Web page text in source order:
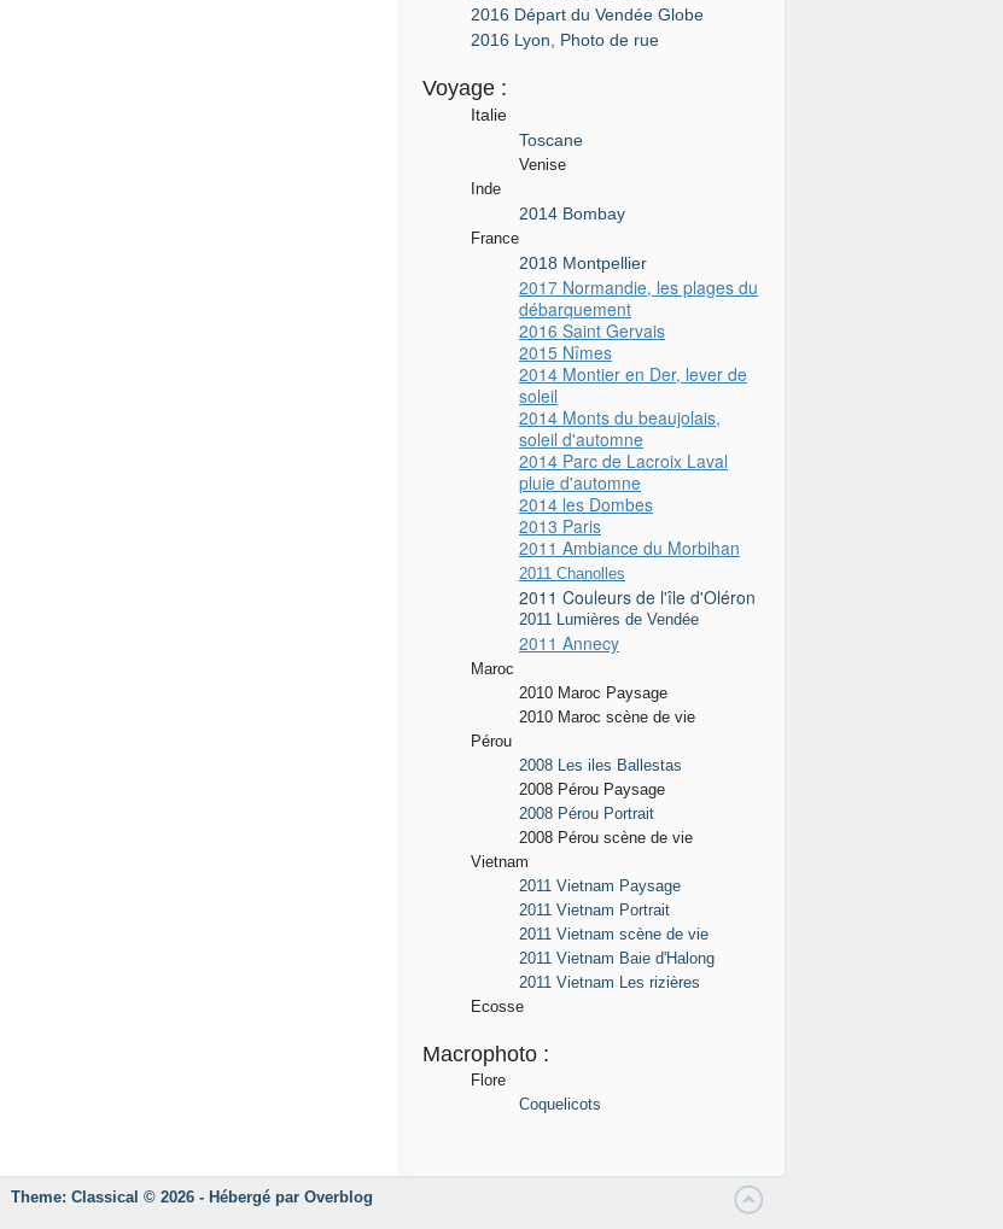
2016 Départ du Vendée Globe
2016 Lyon, Photo de rue
Voyage :
Italie
Toscane
Venise
Inde
2014 Bombay
France
2018 Montpellier
2017 Normandie, les plages du
débarquement
2016 Saint Gervais
2015 Nîmes
2014 Montier en Der, lever de
soleil
2014 Monts du beaujolais,
soleil d'automne
2014 Parc de Lacroix Laval
pluie d'automne
2014 les Dombes
2013 Paris
2011 Ambiance du Morbihan
2011 Chanolles
2011 Couleurs de l'île d'Oléron
2011 Lumières de Vendée
2011 Annecy
Maroc
2010 Maroc Paysage
2010 Maroc scène de vie
Pérou
2008 Les iles Ballestas
2008 Pérou Paysage
2008 Pérou Portrait
2008 Pérou scène de vie
Vietnam
2011 Vietnam Paysage
2011 Vietnam Portrait
2011 Vietnam scène de vie
2011 Vietnam Baie d'Halong
2011 Vietnam Les rizières
Ecosse
Macrophoto :
Flore
Coquelicots
Theme: Classical © 2026 - Hébergé par Overblog